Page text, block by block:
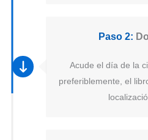
Paso 2:
Acude el día de la
preferiblemente, el